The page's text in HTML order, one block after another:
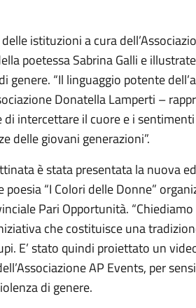
istituzioni a cura
poetessa Sabrina Galli e
genere. “Il linguaggio potente
Donatella Lamperti –
di intercettare il cuore e i
delle giovani generazioni”.
è stata presentata la nuova
poesia “I Colori delle Donne”
Pari Opportunità.
che costituisce una
E’ stato quindi proiettato un
AP Events, per
di genere.